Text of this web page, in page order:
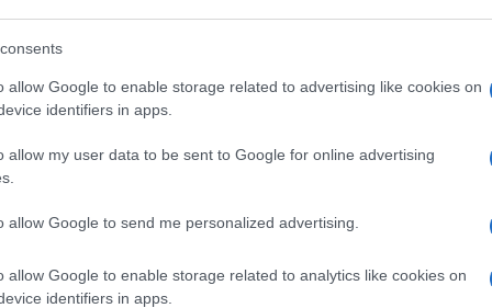
allow Google to enable storage related to advertising like cookies on
identifiers in apps.
allow my user data to be sent to Google for online advertising
allow Google to send me personalized advertising.
allow Google to enable storage related to analytics like cookies on
identifiers in apps.
rivedere la propria decisione e di prendere in
storiche, garantendo loro la possibilità di
e sicurezza.
Roma, Il bunker di Mussolini a
Video